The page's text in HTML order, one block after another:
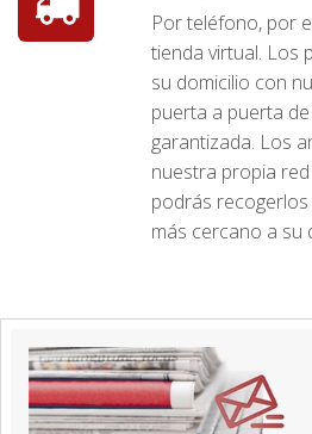
Por teléfono, por
tienda virtual. Los
su domicilio con
puerta a puerta
garantizada. Los
nuestra propia
podrás
más cercano a su